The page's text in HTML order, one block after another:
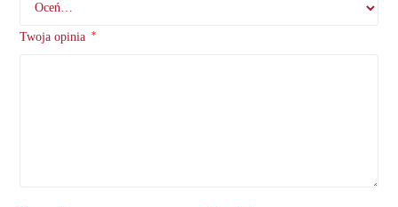
Twoja opinia *